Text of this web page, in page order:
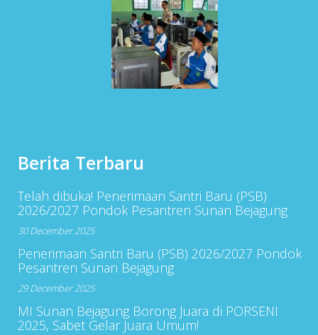
Berita Terbaru
Telah dibuka! Penerimaan Santri Baru (PSB)
2026/2027 Pondok Pesantren Sunan Bejagung
30 December 2025
Penerimaan Santri Baru (PSB) 2026/2027 Pondok
Pesantren Sunan Bejagung
29 December 2025
MI Sunan Bejagung Borong Juara di PORSENI
2025, Sabet Gelar Juara Umum!